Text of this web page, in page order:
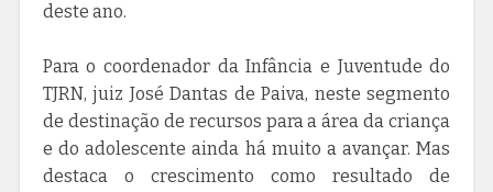
deste ano.
Para o coordenador da Infância e Juventude do
TJRN, juiz José Dantas de Paiva, neste segmento
de destinação de recursos para a área da criança
e do adolescente ainda há muito a avançar. Mas
destaca o crescimento como resultado de